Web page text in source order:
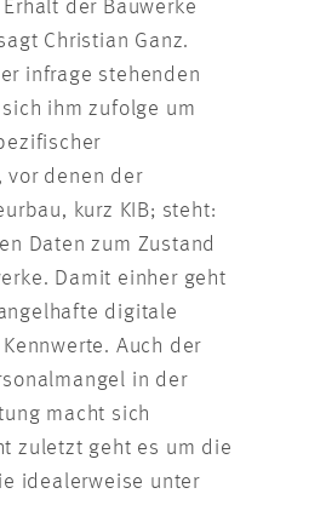
der Bauwerke
Christian Ganz.
infrage stehenden
ihm zufolge um
vor denen der
kurz KIB; steht:
Daten zum Zustand
Damit einher geht
digitale
Auch der
in der
macht sich
zuletzt geht es um die
idealerweise unter